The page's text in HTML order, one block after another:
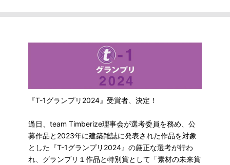
『T-1グランプリ2024』受賞者、決定！
過日、team Timberize理事会が選考委員を務め、公
募作品と2023年に建築雑誌に発表された作品を対象
とした『T-1グランプリ2024』の厳正な選考が行わ
れ、グランプリ１作品と特別賞として「素材の未来賞